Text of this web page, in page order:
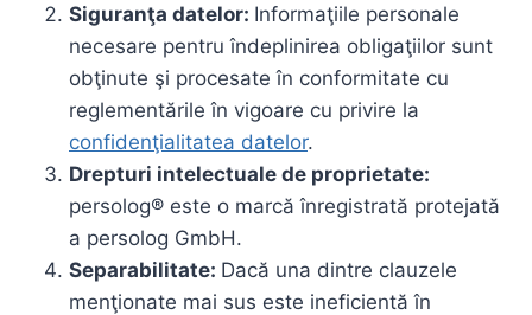
Siguranţa datelor: Informaţiile personale
necesare pentru îndeplinirea obligaţiilor sunt
obţinute şi procesate în conformitate cu
reglementările în vigoare cu privire la
confidenţialitatea datelor.
Drepturi intelectuale de proprietate:
persolog® este o marcă înregistrată protejată
a persolog GmbH.
Separabilitate: Dacă una dintre clauzele
menţionate mai sus este ineficientă în